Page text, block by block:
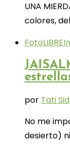
UNA
colores,
FotoLIBRE
por Tati
No me
desierto)